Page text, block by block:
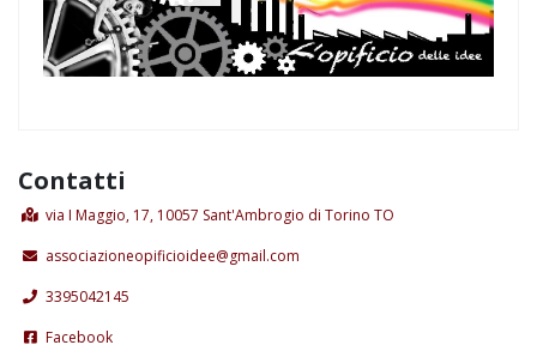
Contatti
via I Maggio, 17, 10057 Sant'Ambrogio di Torino TO
associazioneopificioidee@gmail.com
3395042145
Facebook